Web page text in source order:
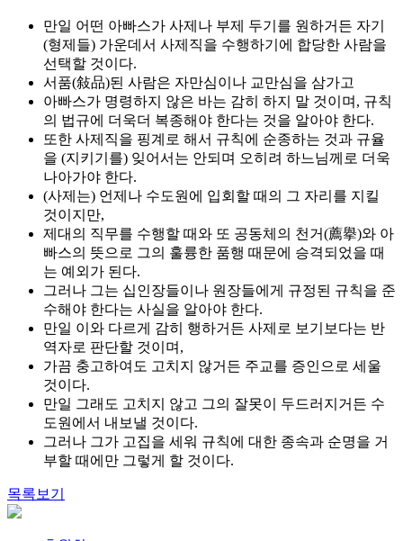
만일 어떤 아빠스가 사제나 부제 두기를 원하거든 자기
(형제들) 가운데서 사제직을 수행하기에 합당한 사람을
선택할 것이다.
서품(敍品)된 사람은 자만심이나 교만심을 삼가고
아빠스가 명령하지 않은 바는 감히 하지 말 것이며, 규칙
의 법규에 더욱더 복종해야 한다는 것을 알아야 한다.
또한 사제직을 핑계로 해서 규칙에 순종하는 것과 규율
을 (지키기를) 잊어서는 안되며 오히려 하느님께로 더욱
나아가야 한다.
(사제는) 언제나 수도원에 입회할 때의 그 자리를 지킬
것이지만,
제대의 직무를 수행할 때와 또 공동체의 천거(薦擧)와 아
빠스의 뜻으로 그의 훌륭한 품행 때문에 승격되었을 때
는 예외가 된다.
그러나 그는 십인장들이나 원장들에게 규정된 규칙을 준
수해야 한다는 사실을 알아야 한다.
만일 이와 다르게 감히 행하거든 사제로 보기보다는 반
역자로 판단할 것이며,
가끔 충고하여도 고치지 않거든 주교를 증인으로 세울
것이다.
만일 그래도 고치지 않고 그의 잘못이 두드러지거든 수
도원에서 내보낼 것이다.
그러나 그가 고집을 세워 규칙에 대한 종속과 순명을 거
부할 때에만 그렇게 할 것이다.
목록보기